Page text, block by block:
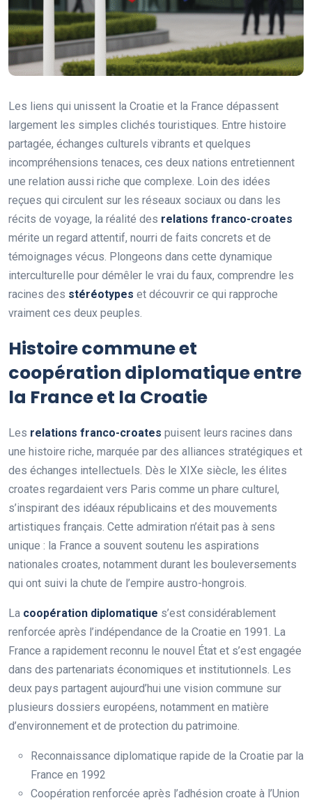
Les liens qui unissent la Croatie et la France dépassent
largement les simples clichés touristiques. Entre histoire
partagée, échanges culturels vibrants et quelques
incompréhensions tenaces, ces deux nations entretiennent
une relation aussi riche que complexe. Loin des idées
reçues qui circulent sur les réseaux sociaux ou dans les
récits de voyage, la réalité des relations franco-croates
mérite un regard attentif, nourri de faits concrets et de
témoignages vécus. Plongeons dans cette dynamique
interculturelle pour démêler le vrai du faux, comprendre les
racines des stéréotypes et découvrir ce qui rapproche
vraiment ces deux peuples.
Histoire commune et
coopération diplomatique entre
la France et la Croatie
Les relations franco-croates puisent leurs racines dans
une histoire riche, marquée par des alliances stratégiques et
des échanges intellectuels. Dès le XIXe siècle, les élites
croates regardaient vers Paris comme un phare culturel,
s’inspirant des idéaux républicains et des mouvements
artistiques français. Cette admiration n’était pas à sens
unique : la France a souvent soutenu les aspirations
nationales croates, notamment durant les bouleversements
qui ont suivi la chute de l’empire austro-hongrois.
La coopération diplomatique s’est considérablement
renforcée après l’indépendance de la Croatie en 1991. La
France a rapidement reconnu le nouvel État et s’est engagée
dans des partenariats économiques et institutionnels. Les
deux pays partagent aujourd’hui une vision commune sur
plusieurs dossiers européens, notamment en matière
d’environnement et de protection du patrimoine.
Reconnaissance diplomatique rapide de la Croatie par la
France en 1992
Coopération renforcée après l’adhésion croate à l’Union